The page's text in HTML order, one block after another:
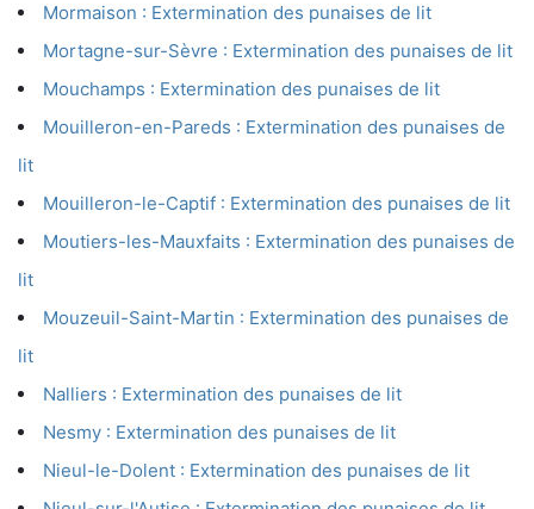
Mormaison : Extermination des punaises de lit
Mortagne-sur-Sèvre : Extermination des punaises de lit
Mouchamps : Extermination des punaises de lit
Mouilleron-en-Pareds : Extermination des punaises de
lit
Mouilleron-le-Captif : Extermination des punaises de lit
Moutiers-les-Mauxfaits : Extermination des punaises de
lit
Mouzeuil-Saint-Martin : Extermination des punaises de
lit
Nalliers : Extermination des punaises de lit
Nesmy : Extermination des punaises de lit
Nieul-le-Dolent : Extermination des punaises de lit